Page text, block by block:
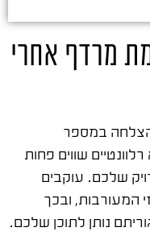
מרדף אחרי
הצלחה במספר
שווים פחות
שלכם. עוקבים
המעורבות, ובכך
נותן לתוכן שלכם.